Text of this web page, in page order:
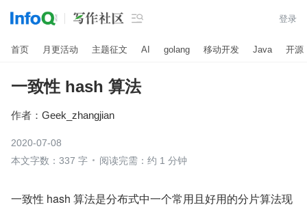
 登录
首页 月更活动 主题征文 AI golang 移动开发 Java 开源
一致性 hash 算法
作者： Geek_zhangjian
2020-07-08
本文字数：337 字
阅读完需：约 1 分钟
一致性 hash 算法是分布式中一个常用且好用的分片算法现